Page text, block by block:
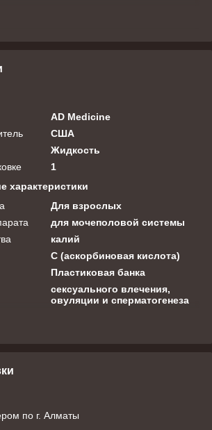
AD Medicine
США
Жидкость
1
характеристики
Для взрослых
для мочеполовой системы
калий
С (аскорбиновая кислота)
Пластиковая банка
сексуального влечения,
овуляции и сперматогенеза
по г. Алматы